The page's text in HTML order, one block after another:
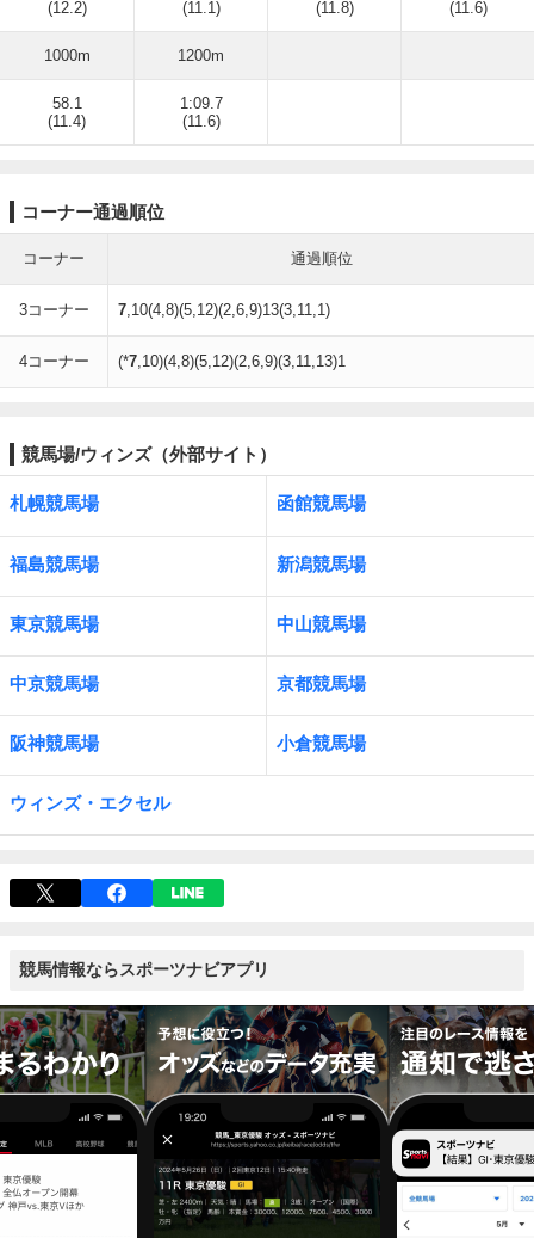
(12.2)
(11.1)
(11.8)
(11.6)
1000m 1200m
58.1
(11.4)
1:09.7
(11.6)
コーナー通過順位
コーナー 通過順位
3コーナー 7,10(4,8)(5,12)(2,6,9)13(3,11,1)
4コーナー (*7,10)(4,8)(5,12)(2,6,9)(3,11,13)1
競馬場/ウィンズ（外部サイト）
札幌競馬場 函館競馬場
福島競馬場 新潟競馬場
東京競馬場 中山競馬場
中京競馬場 京都競馬場
阪神競馬場 小倉競馬場
ウィンズ・エクセル
競馬情報ならスポーツナビアプリ